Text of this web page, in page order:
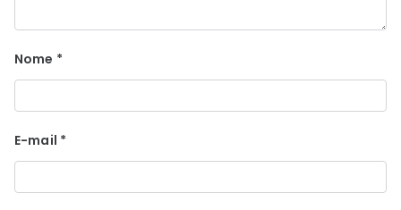
Nome *
E-mail *